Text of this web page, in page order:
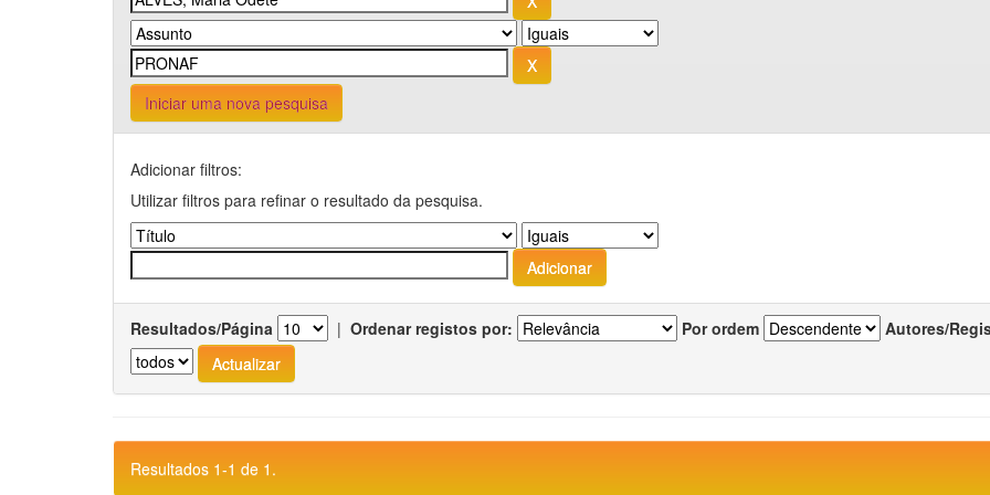
Iniciar uma nova pesquisa
Adicionar filtros:
Utilizar filtros para refinar o resultado da pesquisa.
Resultados/Página | Ordenar registos por: Por ordem Autores/
Resultados 1-1 de 1.